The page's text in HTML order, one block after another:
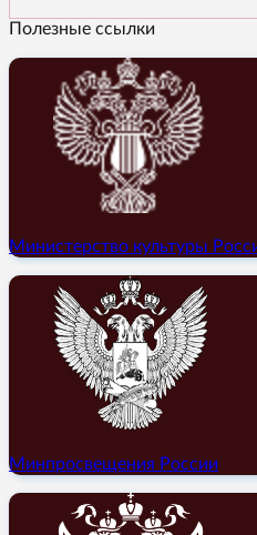
Полезные ссылки
Министерство культуры
Минпросвещения России